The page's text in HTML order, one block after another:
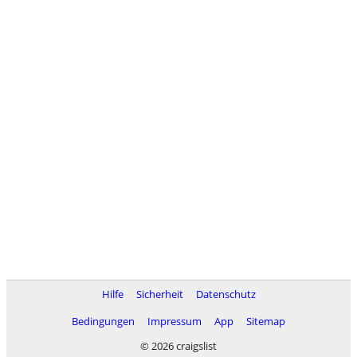
Hilfe Sicherheit
Datenschutz
Bedingungen
Impressum App
Sitemap
© 2026 craigslist